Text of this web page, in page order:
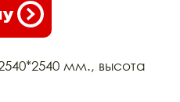
мм., высота